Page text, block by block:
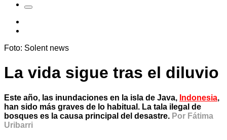
Foto: Solent news
La vida sigue tras el diluvio
Este año, las inundaciones en la isla de Java, Indonesia,
han sido más graves de lo habitual. La tala ilegal de
bosques es la causa principal del desastre. Por Fátima
Uribarri